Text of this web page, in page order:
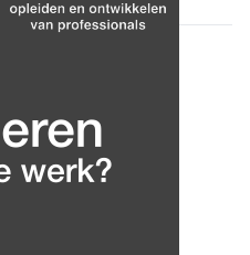
en informatie:
en